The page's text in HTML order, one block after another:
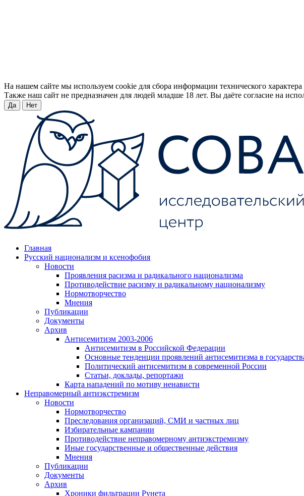
На нашем сайте мы используем cookie для сбора информации технического
Также наш сайт не предназначен для людей младше 18 лет. Вы даёте согласие на
Да Нет
Главная
Русский национализм и ксенофобия
Новости
Проявления расизма и радикального национализма
Противодействие расизму и радикальному национализму
Нормотворчество
Мнения
Публикации
Документы
Архив
Антисемитизм 2003-2006
Антисемитизм в Российской Федерации
Основные тенденции проявлений антисемитизма в
Политический антисемитизм в современной России
Статьи, доклады, репортажи
Карта нападений по мотиву ненависти
Неправомерный антиэкстремизм
Новости
Нормотворчество
Преследования организаций, СМИ и частных лиц
Избирательные кампании
Противодействие неправомерному антиэкстремизму
Иные государственные и общественные действия
Мнения
Публикации
Документы
Архив
Хроники фильтрации Рунета